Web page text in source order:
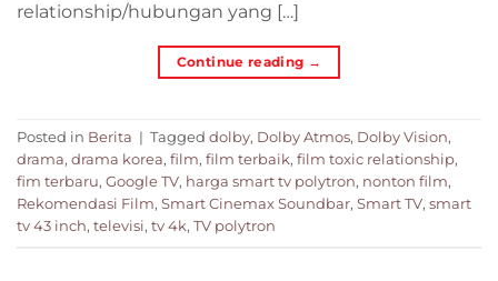
relationship/hubungan yang […]
Continue reading →
Posted in Berita | Tagged dolby, Dolby Atmos, Dolby Vision,
drama, drama korea, film, film terbaik, film toxic relationship,
fim terbaru, Google TV, harga smart tv polytron, nonton film,
Rekomendasi Film, Smart Cinemax Soundbar, Smart TV, smart
tv 43 inch, televisi, tv 4k, TV polytron